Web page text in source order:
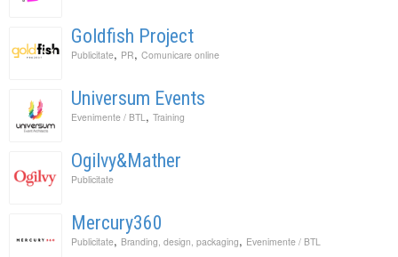
Goldfish Project
Publicitate, PR, Comunicare online
Universum Events
Evenimente / BTL , Training
Ogilvy&Mather
Publicitate
Mercury360
Publicitate, Branding, design, packaging, Evenimente / BTL